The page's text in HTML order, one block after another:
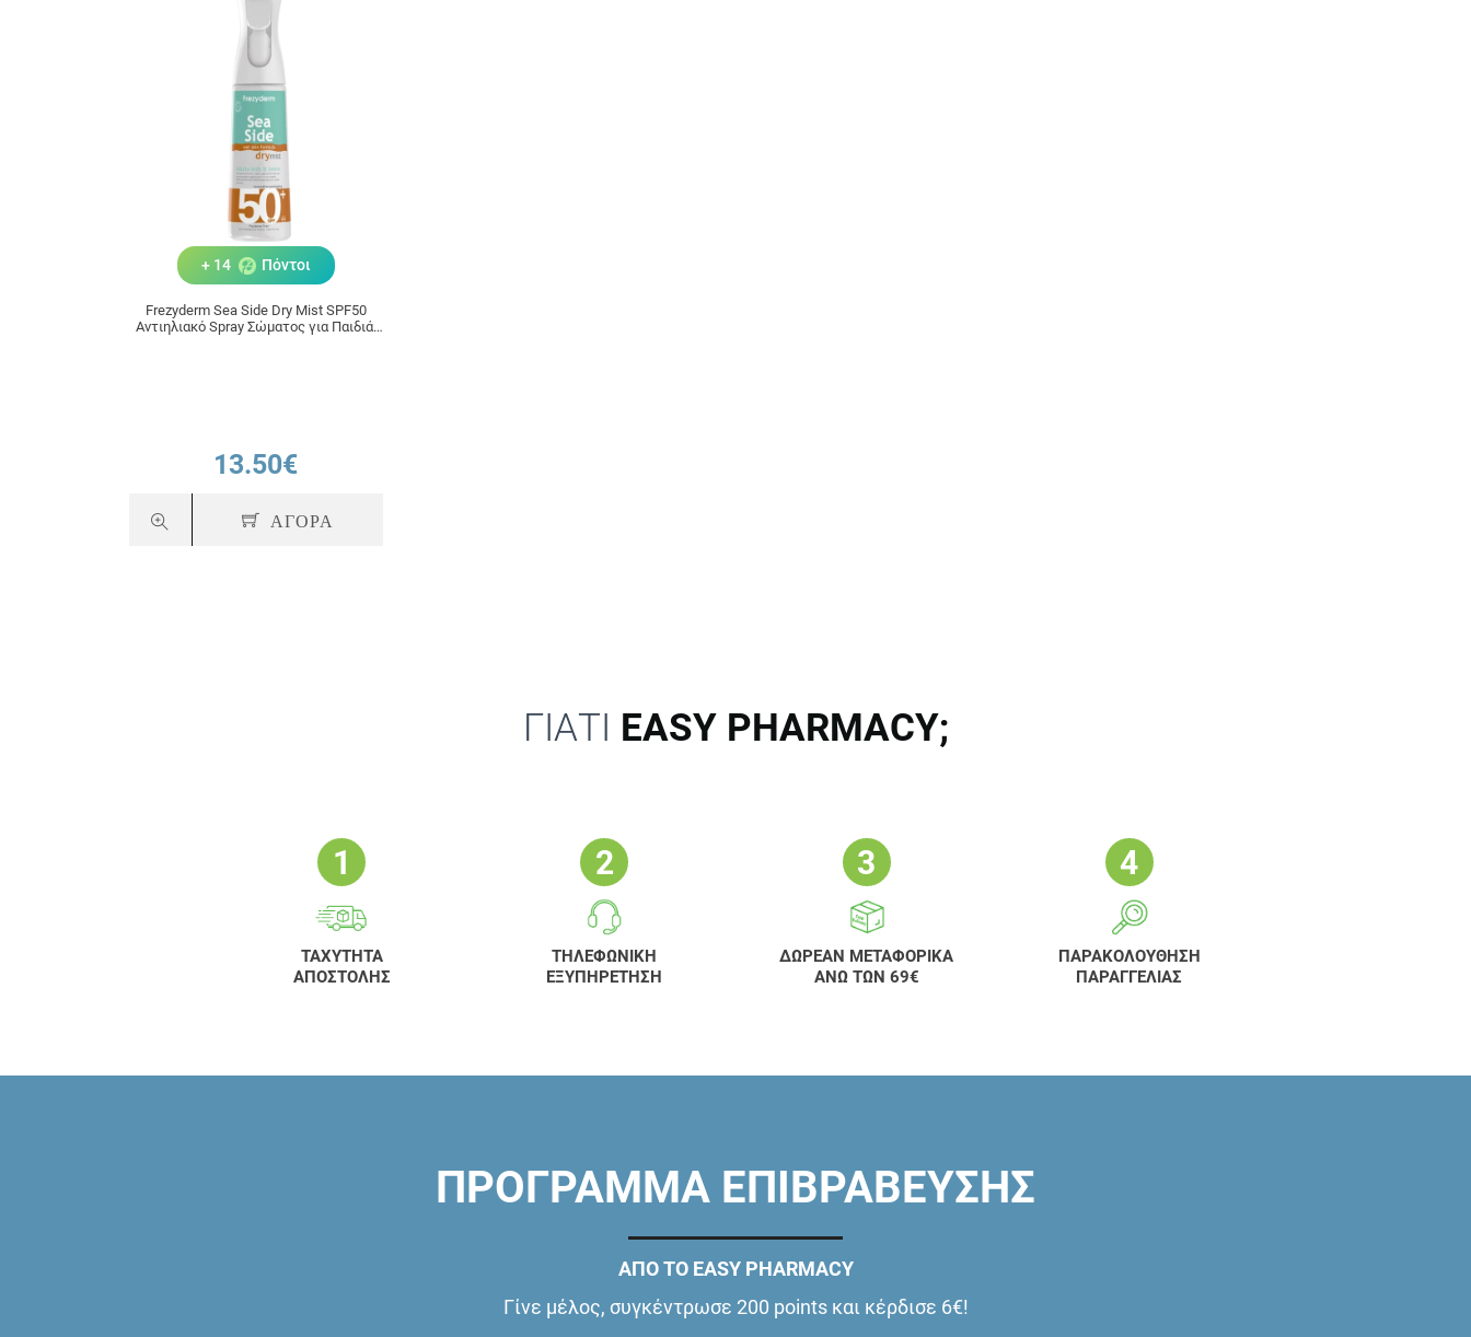
+ 14 Πόντοι
Frezyderm Sea Side Dry Mist SPF50
Αντιηλιακό Spray Σώματος για Παιδιά,
13.50€
ΑΓΟΡΑ
ΓΙΑΤΙ EASY PHARMACY;
ΤΑΧΥΤΗΤΑ
ΑΠΟΣΤΟΛΗΣ
ΤΗΛΕΦΩΝΙΚΗ
ΕΞΥΠΗΡΕΤΗΣΗ
ΔΩΡΕΑΝ ΜΕΤΑΦΟΡΙΚΑ
ΑΝΩ ΤΩΝ 69€
ΠΑΡΑΚΟΛΟΥΘΗΣΗ
ΠΑΡΑΓΓΕΛΙΑΣ
ΠΡΟΓΡΑΜΜΑ ΕΠΙΒΡΑΒΕΥΣΗΣ
ΑΠΟ ΤΟ EASY PHARMACY
Γίνε μέλος, συγκέντρωσε 200 points και κέρδισε 6€!